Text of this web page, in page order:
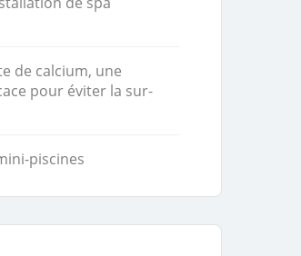
de calcium, une
pour éviter la sur-
piscines